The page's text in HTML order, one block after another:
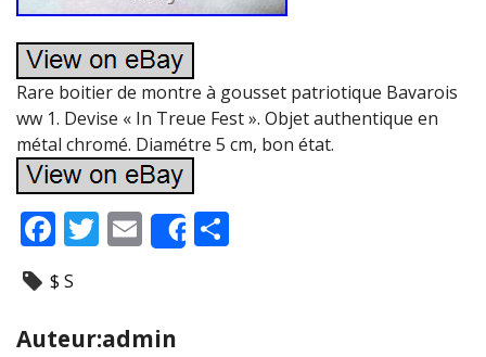
Rare boitier de montre à gousset patriotique Bavarois
ww 1. Devise « In Treue Fest ». Objet authentique en
métal chromé. Diamétre 5 cm, bon état.
F
ac
e
b
T
er
E
m
l
Share
$ S
Auteur:admin